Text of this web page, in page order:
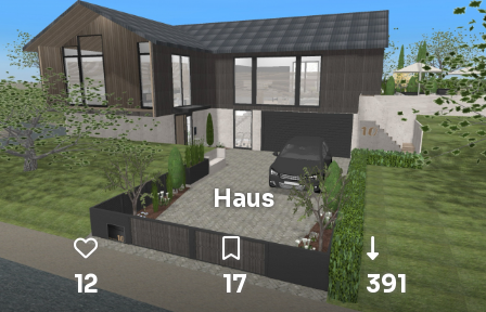
Haus
12 17 391